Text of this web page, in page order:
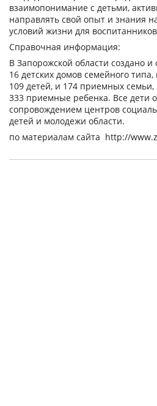
взаимопонимание с детьми,
направлять свой опыт и знания
условий жизни для
Справочная информация:
В Запорожской области создано
16 детских домов семейного
109 детей, и 174 приемных
333 приемные ребенка. Все дети
сопровождением центров
детей и молодежи области.
по материалам сайта http://